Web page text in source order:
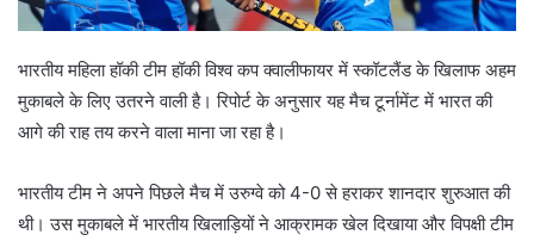
भारतीय महिला हॉकी टीम हॉकी विश्व कप क्वालीफायर में स्कॉटलैंड के खिलाफ अहम
मुकाबले के लिए उतरने वाली है। रिपोर्ट के अनुसार यह मैच टूर्नामेंट में भारत की
आगे की राह तय करने वाला माना जा रहा है।
भारतीय टीम ने अपने पिछले मैच में उरुग्वे को 4-0 से हराकर शानदार शुरुआत की
थी। उस मुकाबले में भारतीय खिलाड़ियों ने आक्रामक खेल दिखाया और विपक्षी टीम